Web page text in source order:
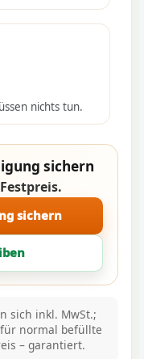
nichts tun.
sichern
sichern
sich inkl. MwSt.;
normal befüllte
– garantiert.